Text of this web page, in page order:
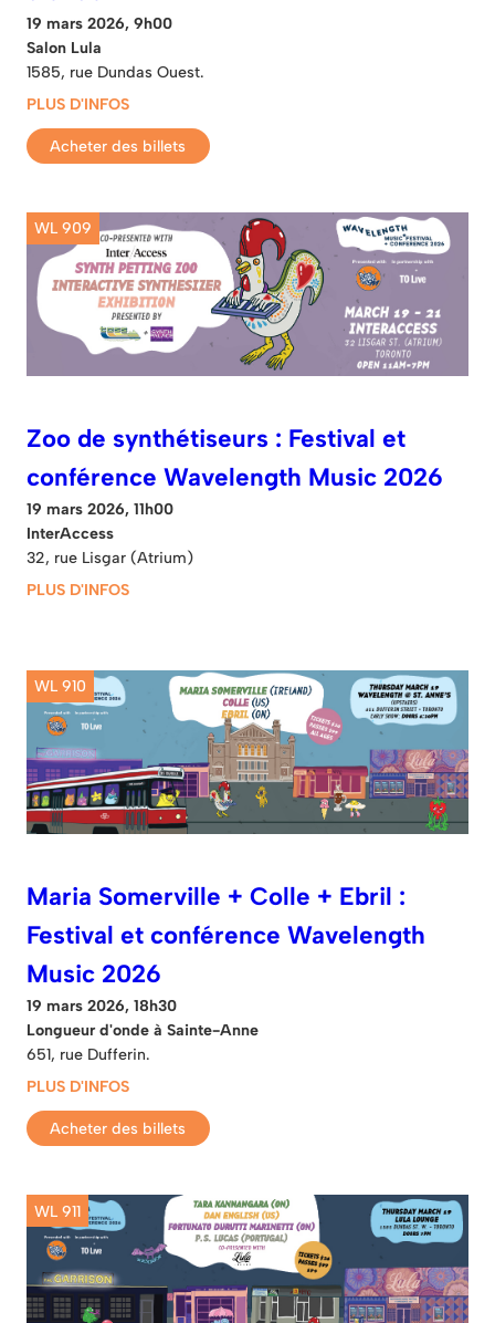
19 mars 2026, 9h00
Salon Lula
1585, rue Dundas Ouest.
PLUS D'INFOS
Acheter des billets
WL 909
Zoo de synthétiseurs : Festival et
conférence Wavelength Music 2026
19 mars 2026, 11h00
InterAccess
32, rue Lisgar (Atrium)
PLUS D'INFOS
WL 910
Maria Somerville + Colle + Ebril :
Festival et conférence Wavelength
Music 2026
19 mars 2026, 18h30
Longueur d'onde à Sainte-Anne
651, rue Dufferin.
PLUS D'INFOS
Acheter des billets
WL 911